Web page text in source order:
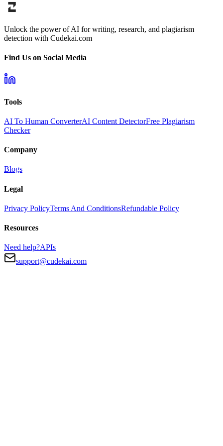
Unlock the power of AI for writing, research, and plagiarism
detection with Cudekai.com
Find Us on Social Media
Tools
AI To Human ConverterAI Content DetectorFree Plagiarism
Checker
Company
Blogs
Legal
Privacy PolicyTerms And ConditionsRefundable Policy
Resources
Need help?APIs
support@cudekai.com